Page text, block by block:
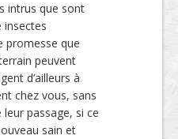
intrus que sont
insectes
promesse que
peuvent
d’ailleurs à
chez vous, sans
passage, si ce
sain et